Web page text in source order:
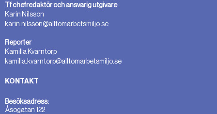
Tf chefredaktör och ansvarig utgivare
Karin Nilsson
karin.nilsson@alltomarbetsmiljo.se
Reporter
Kamilla Kvarntorp
kamilla.kvarntorp@alltomarbetsmiljo.se
KONTAKT
Besöksadress:
Åsögatan 122